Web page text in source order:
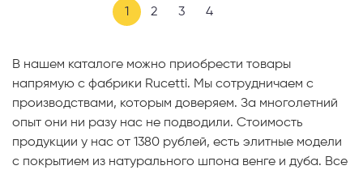
1 2 3 4
В нашем каталоге можно приобрести товары
напрямую с фабрики Rucetti. Мы сотрудничаем с
производствами, которым доверяем. За многолетний
опыт они ни разу нас не подводили. Стоимость
продукции у нас от 1380 рублей, есть элитные модели
с покрытием из натурального шпона венге и дуба. Все